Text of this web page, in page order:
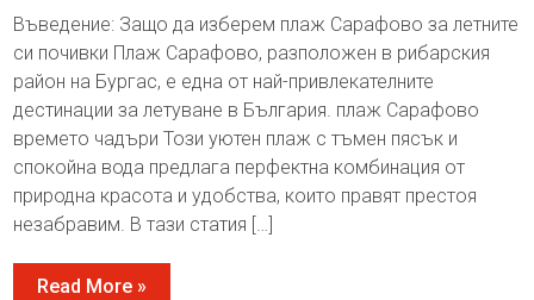
Въведение: Защо да изберем плаж Сарафово за летните
си почивки Плаж Сарафово, разположен в рибарския
район на Бургас, е една от най-привлекателните
дестинации за летуване в България. плаж Сарафово
времето чадъри Този уютен плаж с тъмен пясък и
спокойна вода предлага перфектна комбинация от
природна красота и удобства, които правят престоя
незабравим. В тази статия […]
Read More »